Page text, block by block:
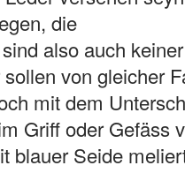
die
also auch
von gleicher
mit dem
Griff oder Gefäss
blauer Seide